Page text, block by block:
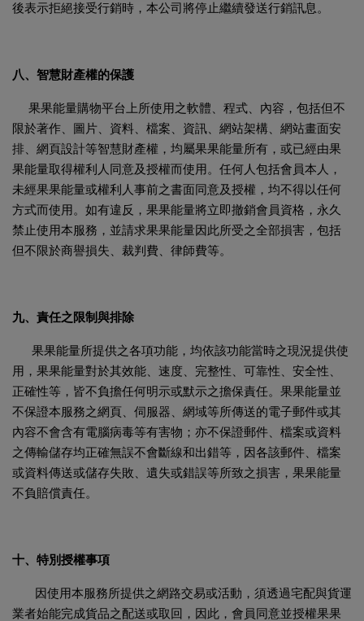
後表示拒絕接受行銷時，本公司將停止繼續發送行銷訊息。
八、智慧財產權的保護
果果能量購物平台上所使用之軟體、程式、內容，包括但不
限於著作、圖片、資料、檔案、資訊、網站架構、網站畫面安
排、網頁設計等智慧財產權，均屬果果能量所有，或已經由果
果能量取得權利人同意及授權而使用。任何人包括會員本人，
未經果果能量或權利人事前之書面同意及授權，均不得以任何
方式而使用。如有違反，果果能量將立即撤銷會員資格，永久
禁止使用本服務，並請求果果能量因此所受之全部損害，包括
但不限於商譽損失、裁判費、律師費等。
九、責任之限制與排除
果果能量所提供之各項功能，均依該功能當時之現況提供使
用，果果能量對於其效能、速度、完整性、可靠性、安全性、
正確性等，皆不負擔任何明示或默示之擔保責任。果果能量並
不保證本服務之網頁、伺服器、網域等所傳送的電子郵件或其
內容不會含有電腦病毒等有害物；亦不保證郵件、檔案或資料
之傳輸儲存均正確無誤不會斷線和出錯等，因各該郵件、檔案
或資料傳送或儲存失敗、遺失或錯誤等所致之損害，果果能量
不負賠償責任。
十、特別授權事項
因使用本服務所提供之網路交易或活動，須透過宅配與貨運
業者始能完成貨品之配送或取回，因此，會員同意並授權果果